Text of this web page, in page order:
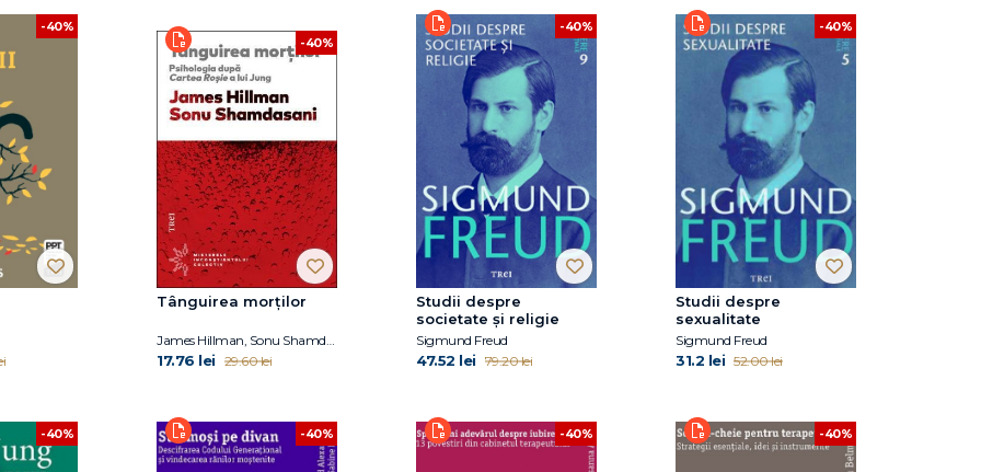
-40%
-40%
Tânguirea morţilor
James Hillman, Sonu Shamdasani
17.76 lei 29.60 lei
-40%
Studii despre
societate și religie
Sigmund Freud
47.52 lei 79.20 lei
-40%
Studii despre
sexualitate
Sigmund Freud
31.2 lei 52.00 lei
-40% -40% -40% -40%